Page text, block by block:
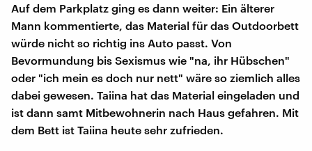
Auf dem Parkplatz ging es dann weiter: Ein älterer
Mann kommentierte, das Material für das Outdoorbett
würde nicht so richtig ins Auto passt. Von
Bevormundung bis Sexismus wie "na, ihr Hübschen"
oder "ich mein es doch nur nett" wäre so ziemlich alles
dabei gewesen. Taiina hat das Material eingeladen und
ist dann samt Mitbewohnerin nach Haus gefahren. Mit
dem Bett ist Taiina heute sehr zufrieden.